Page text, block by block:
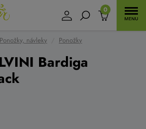
0
Ponožky, návleky Ponožky
Bardiga